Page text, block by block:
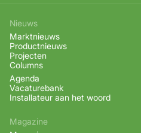
Nieuws
Marktnieuws
Productnieuws
Projecten
Columns
Agenda
Vacaturebank
Installateur aan het woord
Magazine